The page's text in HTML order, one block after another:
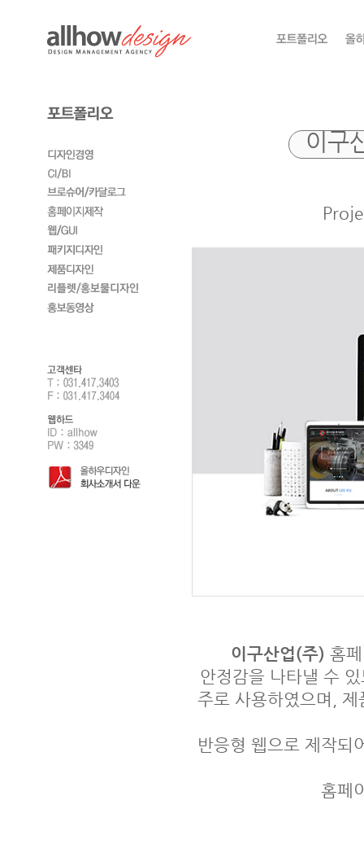
이구
이구산업(주) 홈
안정감을 나타낼 수
주로 사용하였으며,
반응형 웹으로 제작되
홈페